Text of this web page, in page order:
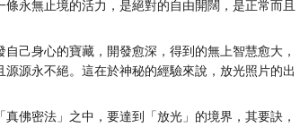
永無止境的活力，是絕對的自由開闊，是正常而且
己身心的寶藏，開發愈深，得到的無上智慧愈大，
源永不絕。這在於神秘的經驗來說，放光照片的出
佛密法」之中，要達到「放光」的境界，其要訣，